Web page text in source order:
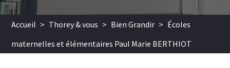
Accueil > Thorey & vous > Bien Grandir > Écoles
maternelles et élémentaires Paul Marie BERTHIOT